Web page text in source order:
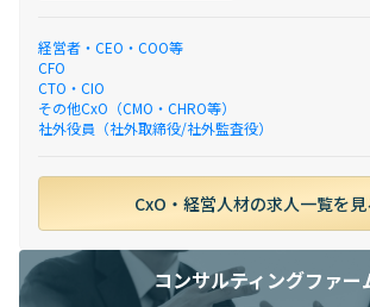
経営者・CEO・COO等
CFO
CTO・CIO
その他CxO（CMO・CHRO等）
社外役員（社外取締役/社外監査役）
CxO・経営人材の求人一覧を見
コンサルティングファー